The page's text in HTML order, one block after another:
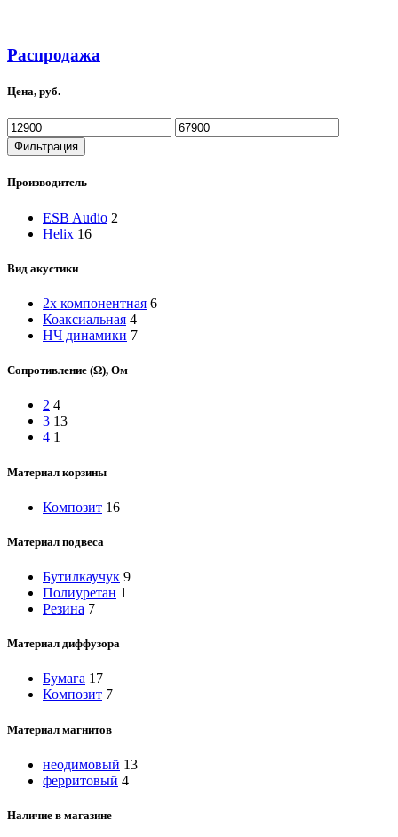
Распродажа
Цена, руб.
Минимальная
цена
Максимальная
цена
Фильтрация
Производитель
ESB Audio 2
Helix 16
Вид акустики
2х компонентная 6
Коаксиальная 4
НЧ динамики 7
Сопротивление (Ω), Ом
2 4
3 13
4 1
Материал корзины
Композит 16
Материал подвеса
Бутилкаучук 9
Полиуретан 1
Резина 7
Материал диффузора
Бумага 17
Композит 7
Материал магнитов
неодимовый 13
ферритовый 4
Наличие в магазине